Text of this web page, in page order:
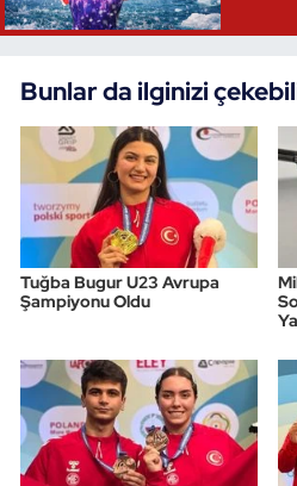
Bunlar da ilginizi
Tuğba Bugur U23 Avrupa
Şampiyonu Oldu
Satranç
Su Topu
Sualtı Sporları
Tekvando
Tenis
Triatlon
Voleybol
Vücut Geliştirme